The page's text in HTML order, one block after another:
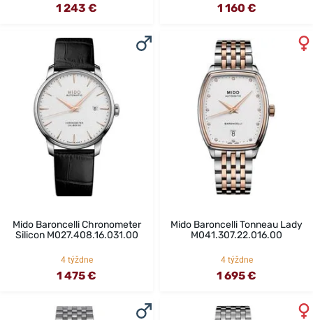
1 243 € 1 160 €
Mido Baroncelli Chronometer
Silicon M027.408.16.031.00
4 týždne
1 475 €
Mido Baroncelli Tonneau Lady
M041.307.22.016.00
4 týždne
1 695 €